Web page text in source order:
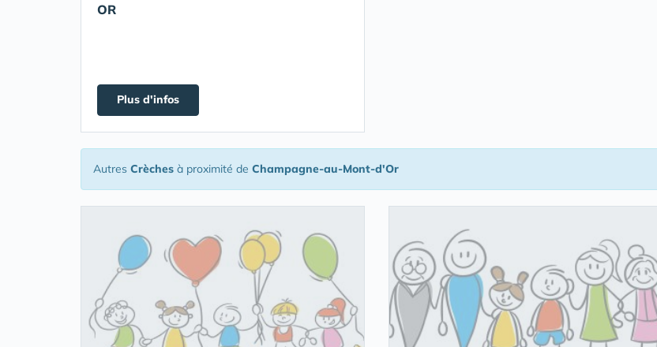
OR
Plus d'infos
Autres Crèches à proximité de Champagne-au-Mont-d'Or